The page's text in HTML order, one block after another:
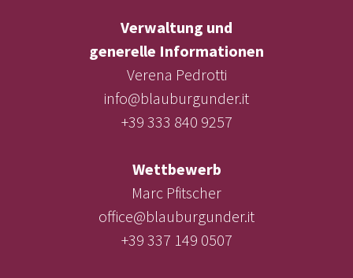
Verwaltung und
generelle Informationen
Verena Pedrotti
info@blauburgunder.it
+39 333 840 9257
Wettbewerb
Marc Pfitscher
office@blauburgunder.it
+39 337 149 0507